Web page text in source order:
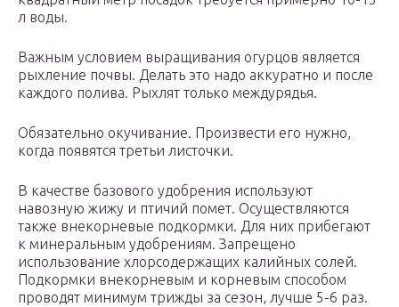
л воды.
Важным условием выращивания огурцов является
рыхление почвы. Делать это надо аккуратно и после
каждого полива. Рыхлят только междурядья.
Обязательно окучивание. Произвести его нужно,
когда появятся третьи листочки.
В качестве базового удобрения используют
навозную жижу и птичий помет. Осуществляются
также внекорневые подкормки. Для них прибегают
к минеральным удобрениям. Запрещено
использование хлорсодержащих калийных солей.
Подкормки внекорневым и корневым способом
проводят минимум трижды за сезон, лучше 5-6 раз.